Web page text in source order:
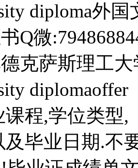
diploma外
Q微
克萨斯理工大
课程,学位类型,
及毕业日期.不